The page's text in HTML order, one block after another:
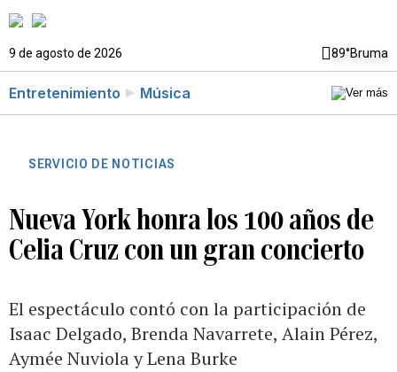
9 de agosto de 2026 89°Bruma
Entretenimiento Música
SERVICIO DE NOTICIAS
Nueva York honra los 100 años de
Celia Cruz con un gran concierto
El espectáculo contó con la participación de
Isaac Delgado, Brenda Navarrete, Alain Pérez,
Aymée Nuviola y Lena Burke